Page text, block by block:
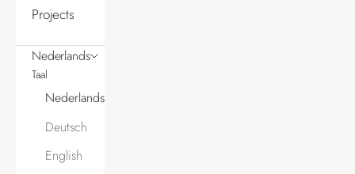
Projects
Nederlands
Taal
Nederlands
Deutsch
English